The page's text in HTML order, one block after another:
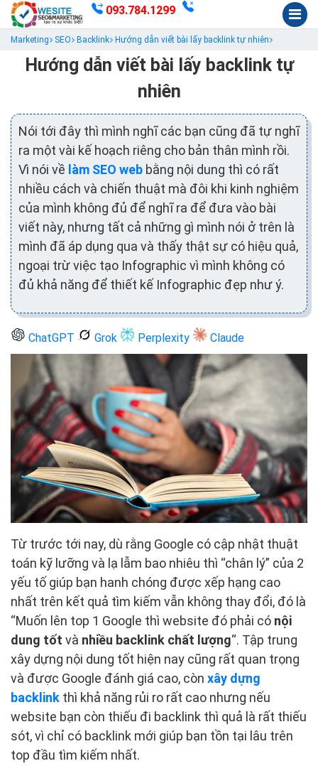
093.784.1299
Marketing SEO Backlink Hướng dẫn viết bài lấy backlink tự nhiên
Hướng dẫn viết bài lấy backlink tự
nhiên
Nói tới đây thì mình nghĩ các bạn cũng đã tự nghĩ
ra một vài kế hoạch riêng cho bản thân mình rồi.
Vì nói về làm SEO web bằng nội dung thì có rất
nhiều cách và chiến thuật mà đôi khi kinh nghiệm
của mình không đủ để nghĩ ra để đưa vào bài
viết này, nhưng tất cả những gì mình nói ở trên là
mình đã áp dụng qua và thấy thật sự có hiệu quả,
ngoại trừ việc tạo Infographic vì mình không có
đủ khả năng để thiết kế Infographic đẹp như ý.
ChatGPT Grok Perplexity Claude
Từ trước tới nay, dù rằng Google có cập nhật thuật
toán kỹ lưỡng và lạ lẫm bao nhiêu thì “chân lý” của 2
yếu tố giúp bạn hanh chóng được xếp hạng cao
nhất trên kết quả tìm kiếm vẫn không thay đổi, đó là
“Muốn lên top 1 Google thì website đó phải có nội
dung tốt và nhiều backlink chất lượng“. Tập trung
xây dựng nội dung tốt hiện nay cũng rất quan trọng
và được Google đánh giá cao, còn xây dựng
backlink thì khả năng rủi ro rất cao nhưng nếu
website bạn còn thiếu đi backlink thì quả là rất thiếu
sót, vì chỉ có backlink mới giúp bạn tồn tại lâu trên
top đầu tìm kiếm nhất.